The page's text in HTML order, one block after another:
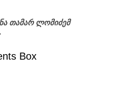
თამარ ლომიძემ
Box